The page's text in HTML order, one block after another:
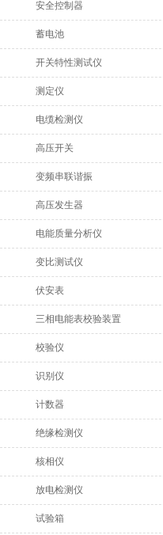
安全控制器
蓄电池
开关特性测试仪
测定仪
电缆检测仪
高压开关
变频串联谐振
高压发生器
电能质量分析仪
变比测试仪
伏安表
三相电能表校验装置
校验仪
识别仪
计数器
绝缘检测仪
核相仪
放电检测仪
试验箱